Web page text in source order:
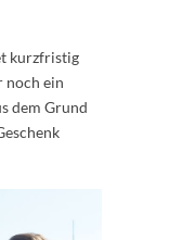
kurzfristig
noch ein
dem Grund